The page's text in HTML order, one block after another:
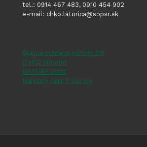
tel.: 0914 467 483, 0910 454 902
e-mail: chko.latorica@sopsr.sk
Štátna ochrana prírody SR
CHKO Vihorlat
NATURA 2000
Národný park Poloniny